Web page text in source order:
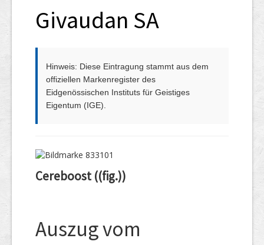
Givaudan SA
Hinweis: Diese Eintragung stammt aus dem
offiziellen Markenregister des
Eidgenössischen Instituts für Geistiges
Eigentum (IGE).
Cereboost ((fig.))
Auszug vom